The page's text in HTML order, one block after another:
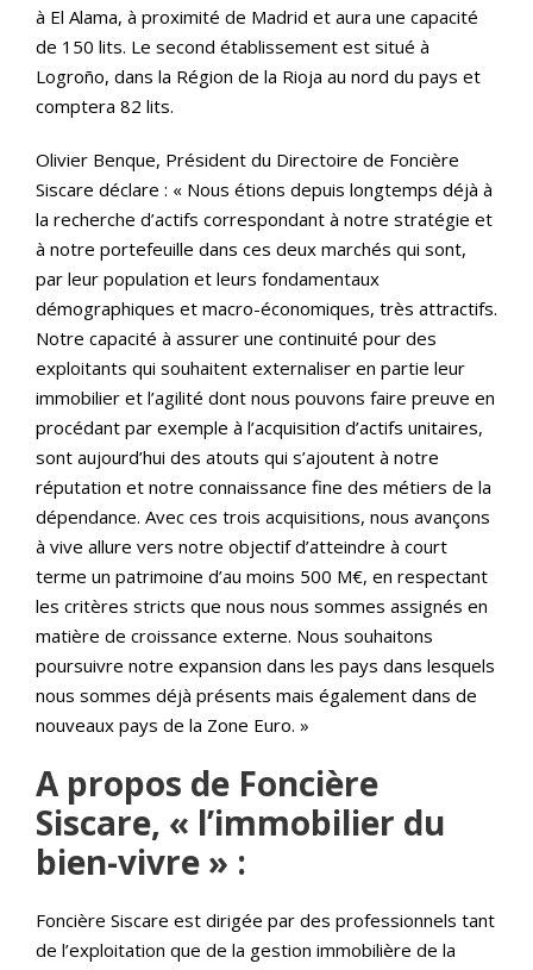
à El Alama, à proximité de Madrid et aura une capacité
de 150 lits. Le second établissement est situé à
Logroño, dans la Région de la Rioja au nord du pays et
comptera 82 lits.
Olivier Benque, Président du Directoire de Foncière
Siscare déclare : « Nous étions depuis longtemps déjà à
la recherche d’actifs correspondant à notre stratégie et
à notre portefeuille dans ces deux marchés qui sont,
par leur population et leurs fondamentaux
démographiques et macro-économiques, très attractifs.
Notre capacité à assurer une continuité pour des
exploitants qui souhaitent externaliser en partie leur
immobilier et l’agilité dont nous pouvons faire preuve en
procédant par exemple à l’acquisition d’actifs unitaires,
sont aujourd’hui des atouts qui s’ajoutent à notre
réputation et notre connaissance fine des métiers de la
dépendance. Avec ces trois acquisitions, nous avançons
à vive allure vers notre objectif d’atteindre à court
terme un patrimoine d’au moins 500 M€, en respectant
les critères stricts que nous nous sommes assignés en
matière de croissance externe. Nous souhaitons
poursuivre notre expansion dans les pays dans lesquels
nous sommes déjà présents mais également dans de
nouveaux pays de la Zone Euro. »
A propos de Foncière
Siscare, « l’immobilier du
bien-vivre » :
Foncière Siscare est dirigée par des professionnels tant
de l’exploitation que de la gestion immobilière de la